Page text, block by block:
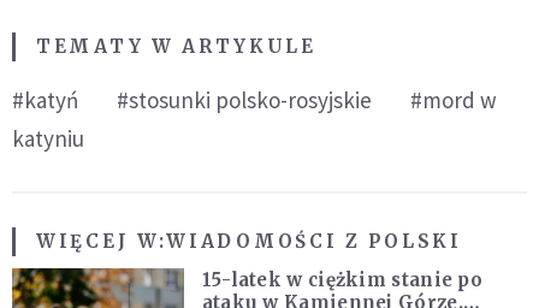
TEMATY W ARTYKULE
#katyń #stosunki polsko-rosyjskie
#mord w
katyniu
WIĘCEJ W:WIADOMOŚCI Z POLSKI
15-latek w ciężkim stanie po
ataku w Kamiennej Górze.